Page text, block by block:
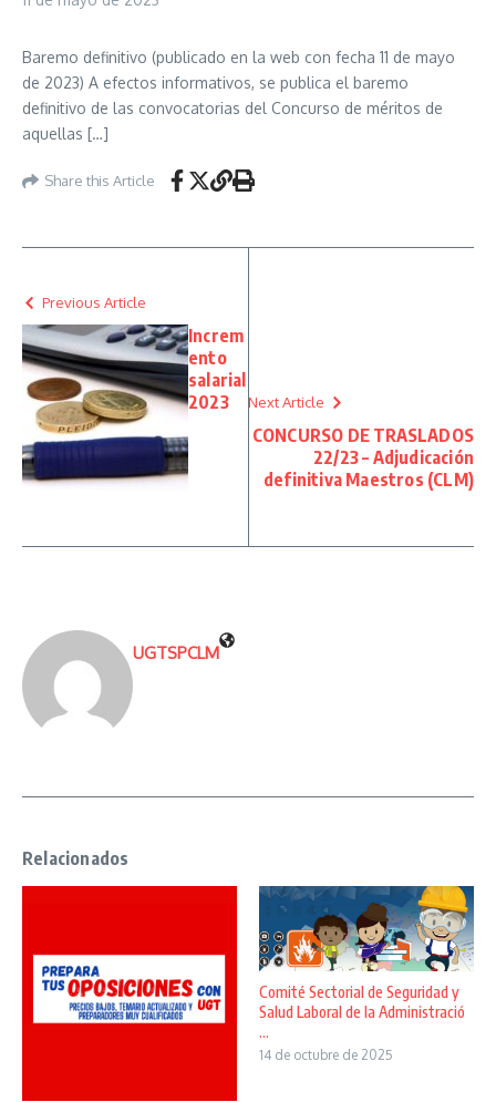
Baremo definitivo (publicado en la web con fecha 11 de mayo
de 2023) A efectos informativos, se publica el baremo
definitivo de las convocatorias del Concurso de méritos de
aquellas […]
Share this Article
Previous Article
Increm
ento
salarial
2023
Next Article
CONCURSO DE TRASLADOS
22/23 – Adjudicación
definitiva Maestros (CLM)
UGTSPCLM
Relacionados
Comité Sectorial de Seguridad y
Salud Laboral de la Administració
...
14 de octubre de 2025